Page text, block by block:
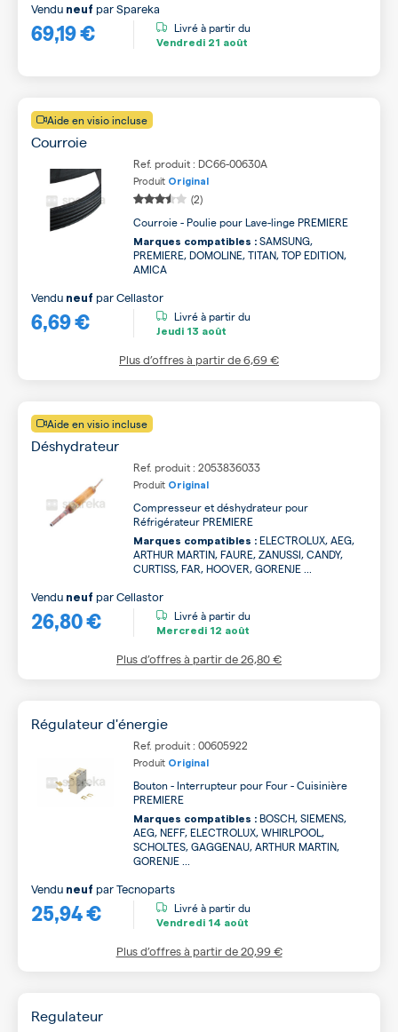
69,19 €
Vendu neuf parSpareka
Livré à partir du
Vendredi 21 août
Aide en visio incluse
Courroie
Ref. produit : DC66-00630A
Produit Original
(2)
Courroie - Poulie pour Lave-linge PREMIERE
Marques compatibles : SAMSUNG,
PREMIERE, DOMOLINE, TITAN, TOP EDITION,
AMICA
6,69 €
Vendu neuf parCellastor
Livré à partir du
Jeudi 13 août
Plus d’offres à partir de6,69 €
Aide en visio incluse
Déshydrateur
Ref. produit : 2053836033
Produit Original
Compresseur et déshydrateur pour
Réfrigérateur PREMIERE
Marques compatibles : ELECTROLUX, AEG,
ARTHUR MARTIN, FAURE, ZANUSSI, CANDY,
CURTISS, FAR, HOOVER, GORENJE ...
26,80 €
Vendu neuf parCellastor
Livré à partir du
Mercredi 12 août
Plus d’offres à partir de26,80 €
Régulateur d'énergie
Ref. produit : 00605922
Produit Original
Bouton - Interrupteur pour Four - Cuisinière
PREMIERE
Marques compatibles : BOSCH, SIEMENS,
AEG, NEFF, ELECTROLUX, WHIRLPOOL,
SCHOLTES, GAGGENAU, ARTHUR MARTIN,
GORENJE ...
25,94 €
Vendu neuf parTecnoparts
Livré à partir du
Vendredi 14 août
Plus d’offres à partir de20,99 €
Regulateur